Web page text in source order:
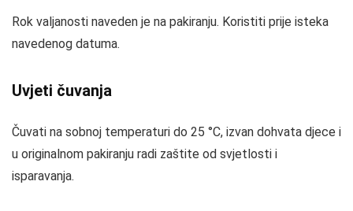
Rok valjanosti naveden je na pakiranju. Koristiti prije isteka
navedenog datuma.
Uvjeti čuvanja
Čuvati na sobnoj temperaturi do 25 °C, izvan dohvata djece i
u originalnom pakiranju radi zaštite od svjetlosti i
isparavanja.